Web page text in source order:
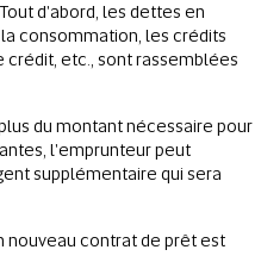
d'abord, les dettes en
consommation, les crédits
etc., sont rassemblées
du montant nécessaire pour
l'emprunteur peut
supplémentaire qui sera
nouveau contrat de prêt est